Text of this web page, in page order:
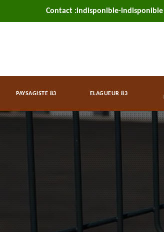
Contact :indisponible-indisponible
PAYSAGISTE 83 ELAGUEUR 83